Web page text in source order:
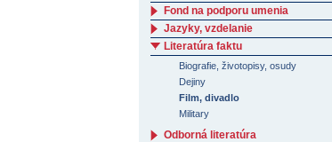
Fond na podporu umenia
Jazyky, vzdelanie
Literatúra faktu
Biografie, životopisy, osudy
Dejiny
Film, divadlo
Military
Odborná literatúra